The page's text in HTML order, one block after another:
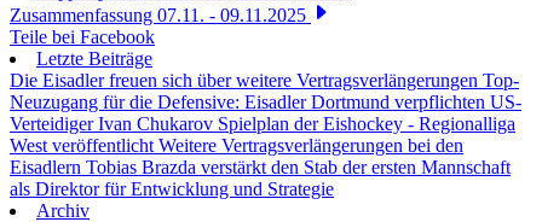
Zusammenfassung 07.11. - 09.11.2025
Teile bei Facebook
Letzte Beiträge
Die Eisadler freuen sich über weitere Vertragsverlängerungen Top-
Neuzugang für die Defensive: Eisadler Dortmund verpflichten US-
Verteidiger Ivan Chukarov Spielplan der Eishockey - Regionalliga
West veröffentlicht Weitere Vertragsverlängerungen bei den
Eisadlern Tobias Brazda verstärkt den Stab der ersten Mannschaft
als Direktor für Entwicklung und Strategie
Archiv